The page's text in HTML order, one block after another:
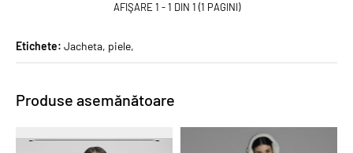
AFIŞARE 1 - 1 DIN 1 (1 PAGINI)
Etichete: Jacheta, piele,
Produse asemănătoare
PROMO